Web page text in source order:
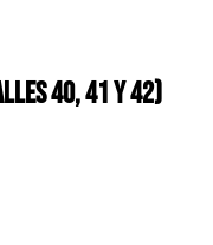
40, 41 y 42)